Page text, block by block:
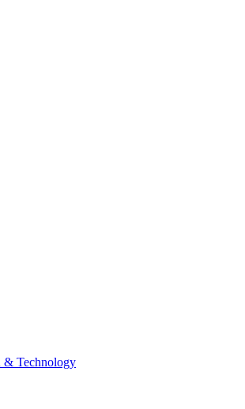
Technology